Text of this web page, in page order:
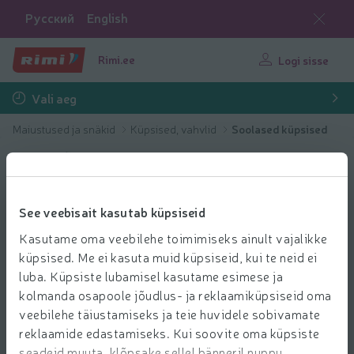
See veebisait kasutab küpsiseid
Kasutame oma veebilehe toimimiseks ainult vajalikke
küpsised. Me ei kasuta muid küpsiseid, kui te neid ei
luba. Küpsiste lubamisel kasutame esimese ja
kolmanda osapoole jõudlus- ja reklaamiküpsiseid oma
veebilehe täiustamiseks ja teie huvidele sobivamate
reklaamide edastamiseks. Kui soovite oma küpsiste
Русский English
Rimi.ee Logi sisse
Vali aeg
Maiustused ja snäkid Küpsised, vahvlid Soolased küpsised